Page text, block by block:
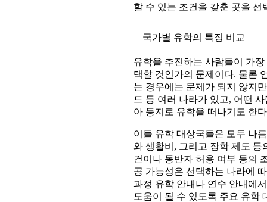
할 수 있는 조건을 갖춘 곳을
국가별 유학의 특징 비교
유학을 추진하는 사람들이 가
택할 것인가의 문제이다. 물론
는 경우에는 문제가 되지 않지
드 등 여러 나라가 있고, 어떤
아 등지로 유학을 떠나기도 한
이들 유학 대상국들은 모두 나
와 생활비, 그리고 장학 제도 등
건이나 동반자 허용 여부 등의
공 가능성은 선택하는 나라에
과정 유학 안내나 연수 안내에
도움이 될 수 있도록 주요 유학